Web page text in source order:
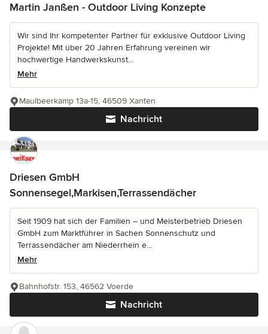
Martin Janßen - Outdoor Living Konzepte
Wir sind Ihr kompetenter Partner für exklusive Outdoor Living
Projekte! Mit über 20 Jahren Erfahrung vereinen wir
hochwertige Handwerkskunst...
Mehr
Nachricht
Maulbeerkamp 13a-15, 46509 Xanten
Driesen GmbH
Sonnensegel,Markisen,Terrassendächer
Seit 1909 hat sich der Familien – und Meisterbetrieb Driesen
GmbH zum Marktführer in Sachen Sonnenschutz und
Terrassendächer am Niederrhein e...
Mehr
Nachricht
Bahnhofstr. 153, 46562 Voerde